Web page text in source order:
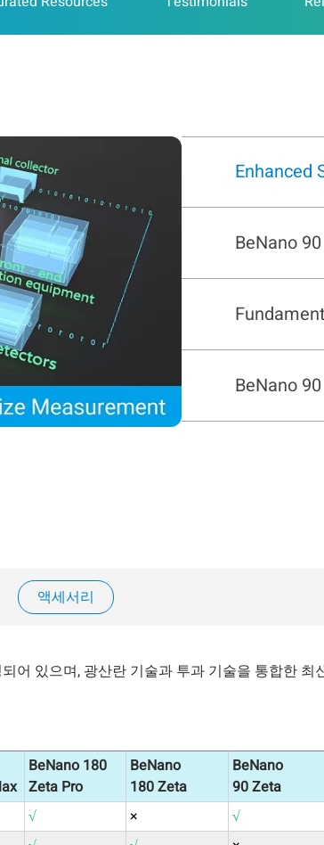
Enhanced
액세서리
어 있으며, 광산란 기술과 투과 기술을 통합한 최
BeNano 180
Zeta Pro
BeNano
180 Zeta
BeNano
90 Zeta
√
× √